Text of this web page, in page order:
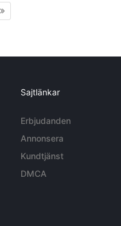
Sajtlänkar
Erbjudanden
Annonsera
Kundtjänst
DMCA